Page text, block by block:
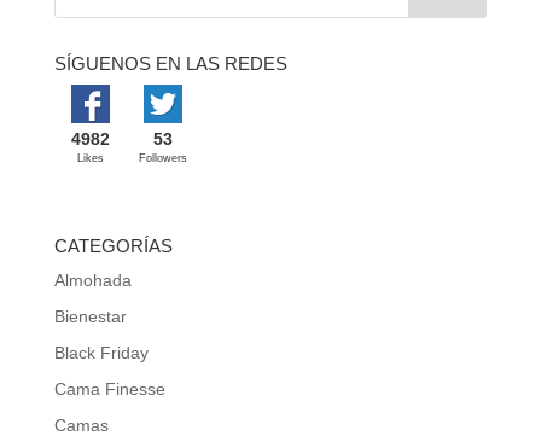
SÍGUENOS EN LAS REDES
4982
Likes
53
Followers
CATEGORÍAS
Almohada
Bienestar
Black Friday
Cama Finesse
Camas